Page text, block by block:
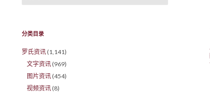
分类目录
罗氏资讯 (1,141)
文字资讯 (969)
图片资讯 (454)
视频资讯 (8)